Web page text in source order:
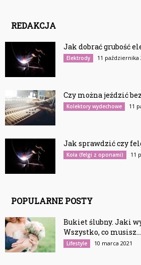
REDAKCJA
Jak dobrać grubość
Elektrody 11 października
Czy można jeździć
Kolektory wydechowe 11
Jak sprawdzić czy
Koła (felgi z oponami) 11
POPULARNE POSTY
Bukiet ślubny. Jaki
Wszystko, co musisz...
Lifestyle 10 marca 2021